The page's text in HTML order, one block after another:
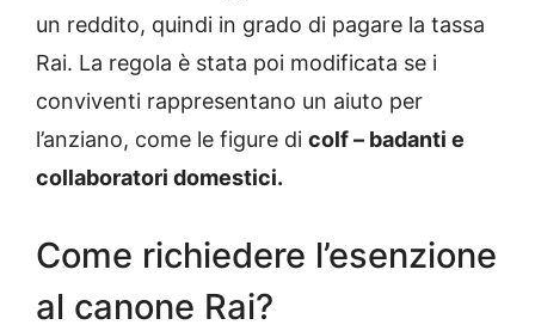
un reddito, quindi in grado di pagare la tassa
Rai. La regola è stata poi modificata se i
conviventi rappresentano un aiuto per
l’anziano, come le figure di colf – badanti e
collaboratori domestici.
Come richiedere l’esenzione
al canone Rai?